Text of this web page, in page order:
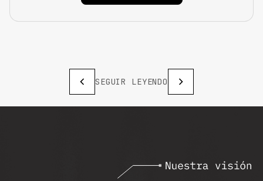
SEGUIR LEYENDO